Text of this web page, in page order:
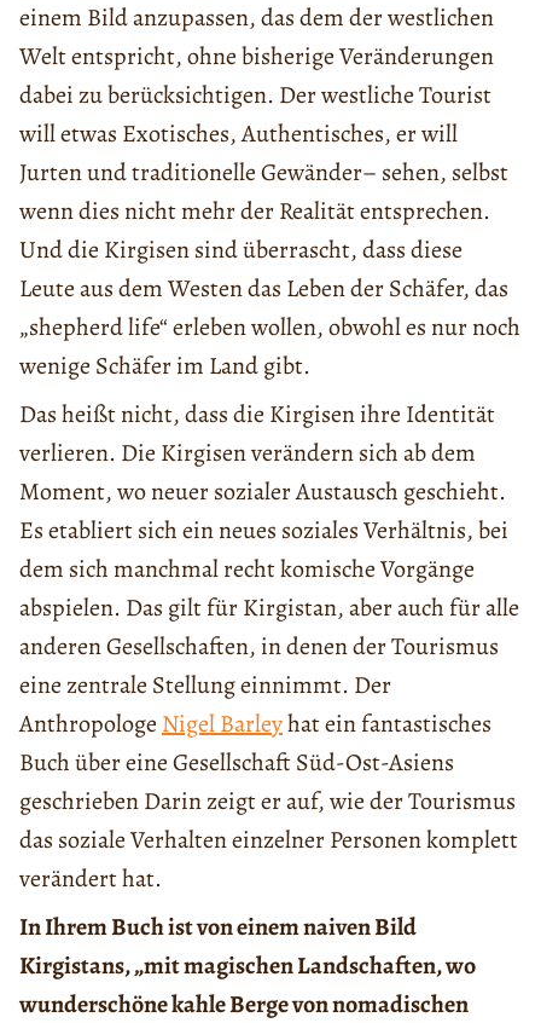
einem Bild anzupassen, das dem der westlichen
Welt entspricht, ohne bisherige Veränderungen
dabei zu berücksichtigen. Der westliche Tourist
will etwas Exotisches, Authentisches, er will
Jurten und traditionelle Gewänder– sehen, selbst
wenn dies nicht mehr der Realität entsprechen.
Und die Kirgisen sind überrascht, dass diese
Leute aus dem Westen das Leben der Schäfer, das
„shepherd life“ erleben wollen, obwohl es nur noch
wenige Schäfer im Land gibt.
Das heißt nicht, dass die Kirgisen ihre Identität
verlieren. Die Kirgisen verändern sich ab dem
Moment, wo neuer sozialer Austausch geschieht.
Es etabliert sich ein neues soziales Verhältnis, bei
dem sich manchmal recht komische Vorgänge
abspielen. Das gilt für Kirgistan, aber auch für alle
anderen Gesellschaften, in denen der Tourismus
eine zentrale Stellung einnimmt. Der
Anthropologe Nigel Barleyhat ein fantastisches
Buch über eine Gesellschaft Süd-Ost-Asiens
geschrieben Darin zeigt er auf, wie der Tourismus
das soziale Verhalten einzelner Personen komplett
verändert hat.
In Ihrem Buch ist von einem naiven Bild
Kirgistans, „mit magischen Landschaften, wo
wunderschöne kahle Berge von nomadischen